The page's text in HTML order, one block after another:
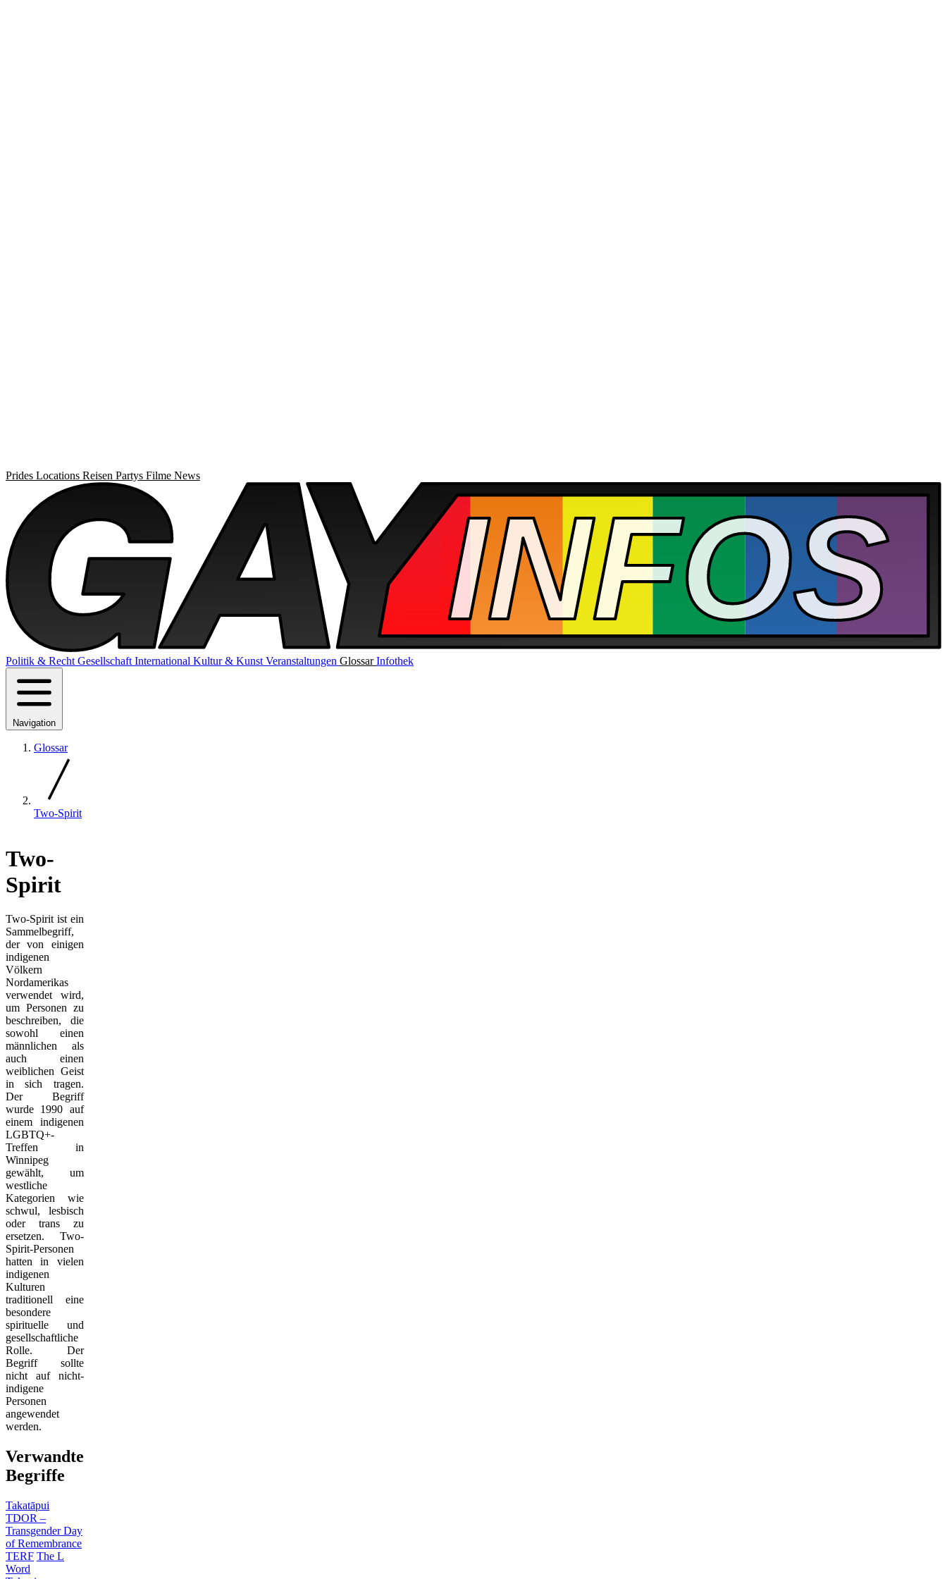
Prides Locations Reisen Partys Filme News
Politik & Recht Gesellschaft International Kultur & Kunst Veranstaltungen GlossarInfothek
Navigation
Glossar
Two-Spirit
Two-
Spirit
Two-Spirit ist ein
Sammelbegriff,
der von einigen
indigenen
Völkern
Nordamerikas
verwendet wird,
um Personen zu
beschreiben, die
sowohl einen
männlichen als
auch einen
weiblichen Geist
in sich tragen.
Der Begriff
wurde 1990 auf
einem indigenen
LGBTQ+-
Treffen in
Winnipeg
gewählt, um
westliche
Kategorien wie
schwul, lesbisch
oder trans zu
ersetzen. Two-
Spirit-Personen
hatten in vielen
indigenen
Kulturen
traditionell eine
besondere
spirituelle und
gesellschaftliche
Rolle. Der
Begriff sollte
nicht auf nicht-
indigene
Personen
angewendet
werden.
Verwandte
Begriffe
Takatāpui
TDOR –
Transgender Day
of Remembrance
TERF The L
Word